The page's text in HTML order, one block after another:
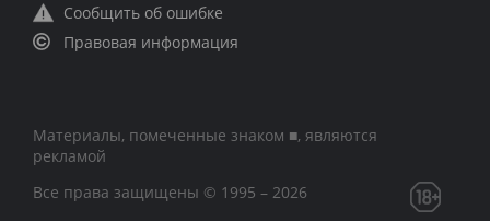
Сообщить об ошибке
Правовая информация
Материалы, помеченные знаком ■, являются
рекламой
Все права защищены © 1995 – 2026